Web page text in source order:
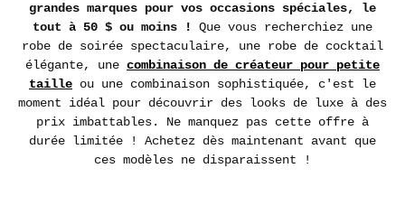
grandes marques pour vos occasions spéciales, le
tout à 50 $ ou moins !
Que vous recherchiez une
robe de soirée spectaculaire, une robe de cocktail
élégante, une combinaison de créateur pour petite
taille ou une combinaison sophistiquée, c'est le
moment idéal pour découvrir des looks de luxe à des
prix imbattables. Ne manquez pas cette offre à
durée limitée ! Achetez dès maintenant avant que
ces modèles ne disparaissent !